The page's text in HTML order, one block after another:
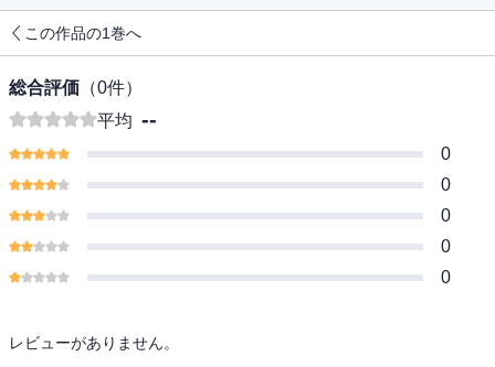
この作品の1巻へ
総合評価 （0件）
平均 --
0
0
0
0
0
レビューがありません。